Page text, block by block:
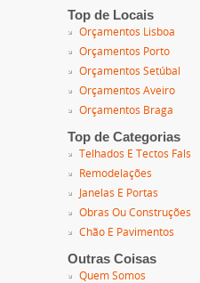
Top de Locais
Orçamentos Lisboa
Orçamentos Porto
Orçamentos Setúbal
Orçamentos Aveiro
Orçamentos Braga
Top de Categorias
Telhados E Tectos Fals
Remodelações
Janelas E Portas
Obras Ou Construções
Chão E Pavimentos
Outras Coisas
Quem Somos